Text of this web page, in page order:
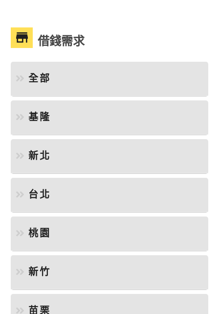
借錢需求
全部
基隆
新北
台北
桃園
新竹
苗栗